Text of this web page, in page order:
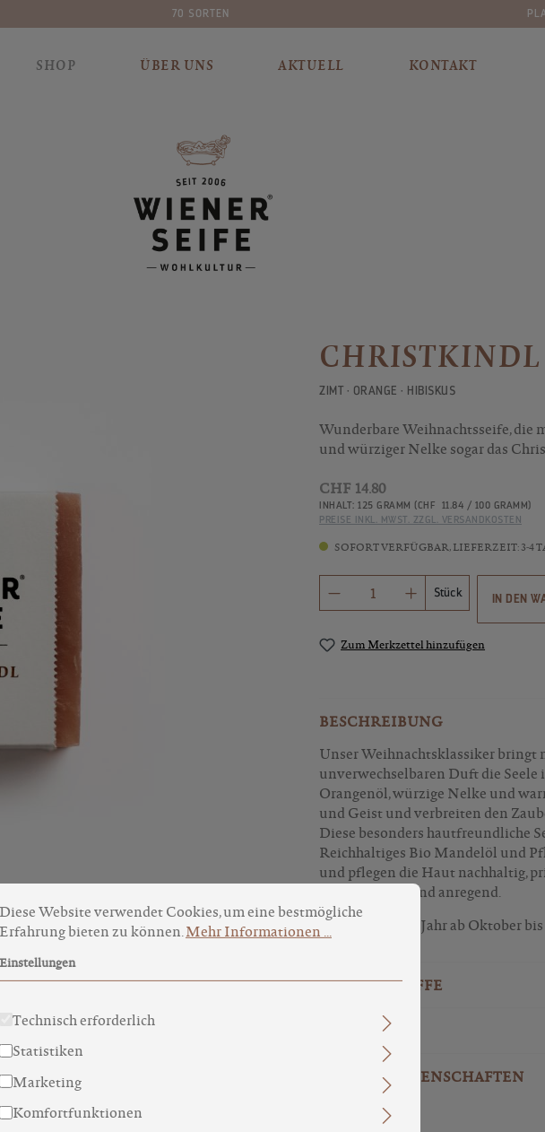
SHOP ÜBER UNS AKTUELL KONTAKT
CHRISTKINDL
ZIMT · ORANGE · HIBISKUS
Wunderbare Weihnachtsseife,
und würziger Nelke sogar das
CHF 14.80
INHALT: 125 GRAMM (CHF 11.84 / 100 GRAMM)
PREISE INKL. MWST. ZZGL. VERSANDKOSTEN
SOFORT VERFÜGBAR, LIEFERZEIT: 3-4
Produkt Anzahl: Gib
Stück IN DEN
Zum Merkzettel hinzufügen
BESCHREIBUNG
Unser Weihnachtsklassiker bringt
unverwechselbaren Duft die
Orangenöl, würzige Nelke und
und Geist und verbreiten den
Diese besonders hautfreundliche
Reichhaltiges Bio Mandelöl und
und pflegen die Haut nachhaltig,
antibakteriell und anregend.
Erhältlich jedes Jahr ab Oktober
INHALTSSTOFFE
WEITERE EIGENSCHAFTEN
Voreinstellungen
Website verwendet Cookies, um eine bestmögliche Erfahrung bieten zu können.
Diese Website verwendet Cookies, um eine bestmögliche
Erfahrung bieten zu können. Mehr Informationen ...
Einstellungen
Technisch erforderlich
Statistiken
Marketing
Komfortfunktionen